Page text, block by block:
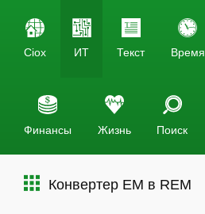
Ciox ИТ Текст Время
Финансы Жизнь Поиск
Конвертер EM в REM